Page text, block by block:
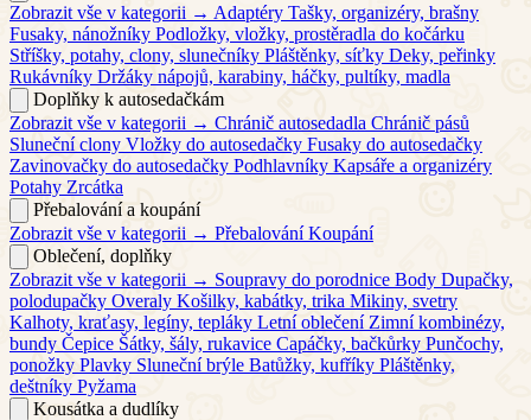
Zobrazit vše v kategorii → Adaptéry Tašky, organizéry, brašny
Fusaky, nánožníky Podložky, vložky, prostěradla do kočárku
Stříšky, potahy, clony, slunečníky Pláštěnky, síťky Deky, peřinky
Rukávníky Držáky nápojů, karabiny, háčky, pultíky, madla
Doplňky k autosedačkám
Zobrazit vše v kategorii → Chránič autosedadla Chránič pásů
Sluneční clony Vložky do autosedačky Fusaky do autosedačky
Zavinovačky do autosedačky Podhlavníky Kapsáře a organizéry
Potahy Zrcátka
Přebalování a koupání
Zobrazit vše v kategorii → Přebalování Koupání
Oblečení, doplňky
Zobrazit vše v kategorii → Soupravy do porodnice Body Dupačky,
polodupačky Overaly Košilky, kabátky, trika Mikiny, svetry
Kalhoty, kraťasy, legíny, tepláky Letní oblečení Zimní kombinézy,
bundy Čepice Šátky, šály, rukavice Capáčky, bačkůrky Punčochy,
ponožky Plavky Sluneční brýle Batůžky, kufříky Pláštěnky,
deštníky Pyžama
Kousátka a dudlíky